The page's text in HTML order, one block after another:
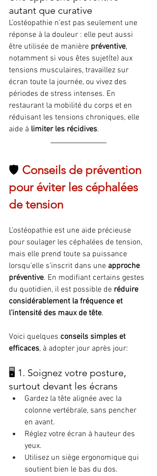
autant que curative
L’ostéopathie n’est pas seulement une
réponse à la douleur : elle peut aussi
être utilisée de manière préventive,
notamment si vous êtes sujet(te) aux
tensions musculaires, travaillez sur
écran toute la journée, ou vivez des
périodes de stress intenses. En
restaurant la mobilité du corps et en
réduisant les tensions chroniques, elle
aide à limiter les récidives.
🛡️ Conseils de prévention
pour éviter les céphalées
de tension
L’ostéopathie est une aide précieuse
pour soulager les céphalées de tension,
mais elle prend toute sa puissance
lorsqu’elle s’inscrit dans une approche
préventive. En modifiant certains gestes
du quotidien, il est possible de réduire
considérablement la fréquence et
l’intensité des maux de tête.
Voici quelques conseils simples et
efficaces, à adopter jour après jour:
🖥️ 1. Soignez votre posture,
surtout devant les écrans
Gardez la tête alignée avec la
colonne vertébrale, sans pencher
en avant.
Réglez votre écran à hauteur des
yeux.
Utilisez un siège ergonomique qui
soutient bien le bas du dos.